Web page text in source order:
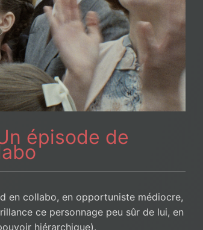
épisode de
en collabo, en opportuniste médiocre,
ce personnage peu sûr de lui, en
hiérarchique).